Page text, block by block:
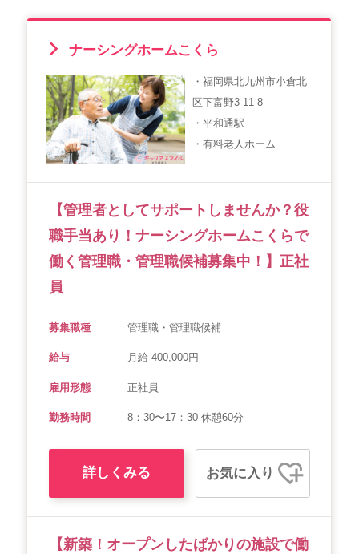
WEB勤怠
支店連絡先一覧
会社概要 個人情報保護方針
お知らせ 採用担当者様へ サイトマップ
ナーシングホームこくら
・福岡県北九州市小倉北
区下富野3-11-8
・平和通駅
・有料老人ホーム
【管理者としてサポートしませんか？役
職手当あり！ナーシングホームこくらで
働く管理職・管理職候補募集中！】正社
員
募集職種 管理職・管理職候補
給与 月給 400,000円
雇用形態 正社員
勤務時間 8：30〜17：30 休憩60分
詳しくみる お気に入り
【新築！オープンしたばかりの施設で働